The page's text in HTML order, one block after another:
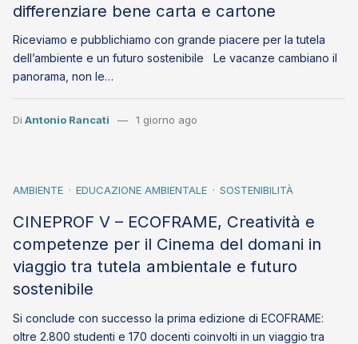
differenziare bene carta e cartone
Riceviamo e pubblichiamo con grande piacere per la tutela
dell’ambiente e un futuro sostenibile Le vacanze cambiano il
panorama, non le…
Di Antonio Rancati 1 giorno ago
AMBIENTE EDUCAZIONE AMBIENTALE SOSTENIBILITÀ
CINEPROF V – ECOFRAME, Creatività e
competenze per il Cinema del domani in
viaggio tra tutela ambientale e futuro
sostenibile
Si conclude con successo la prima edizione di ECOFRAME:
oltre 2.800 studenti e 170 docenti coinvolti in un viaggio tra